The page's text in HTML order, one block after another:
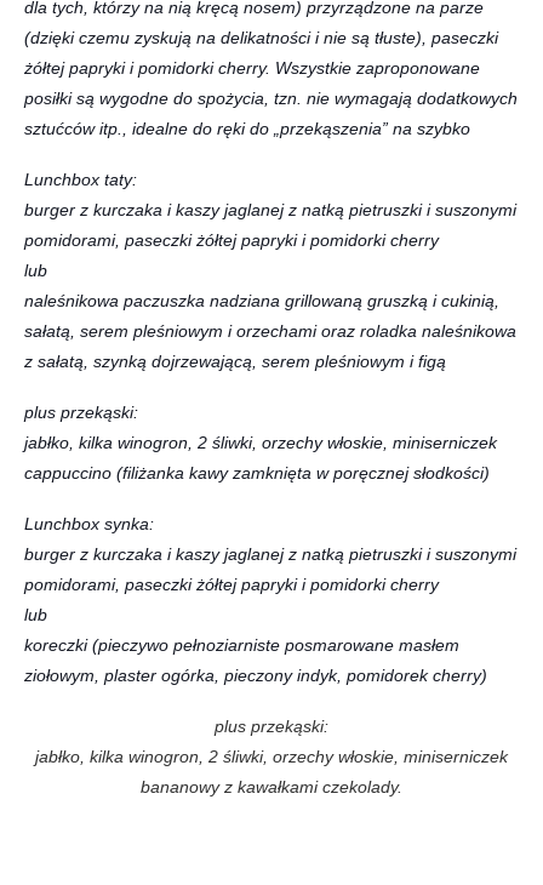
dla tych, którzy na nią kręcą nosem) przyrządzone na parze
(dzięki czemu zyskują na delikatności i nie są tłuste), paseczki
żółtej papryki i pomidorki cherry. Wszystkie zaproponowane
posiłki są wygodne do spożycia, tzn. nie wymagają dodatkowych
sztućców itp., idealne do ręki do „przekąszenia” na szybko
Lunchbox taty:
burger z kurczaka i kaszy jaglanej z natką pietruszki i suszonymi
pomidorami, paseczki żółtej papryki i pomidorki cherry
lub
naleśnikowa paczuszka nadziana grillowaną gruszką i cukinią,
sałatą, serem pleśniowym i orzechami oraz roladka naleśnikowa
z sałatą, szynką dojrzewającą, serem pleśniowym i figą
plus przekąski:
jabłko, kilka winogron, 2 śliwki, orzechy włoskie, miniserniczek
cappuccino (filiżanka kawy zamknięta w poręcznej słodkości)
Lunchbox synka:
burger z kurczaka i kaszy jaglanej z natką pietruszki i suszonymi
pomidorami, paseczki żółtej papryki i pomidorki cherry
lub
koreczki (pieczywo pełnoziarniste posmarowane masłem
ziołowym, plaster ogórka, pieczony indyk, pomidorek cherry)
plus przekąski:
jabłko, kilka winogron, 2 śliwki, orzechy włoskie, miniserniczek
bananowy z kawałkami czekolady.